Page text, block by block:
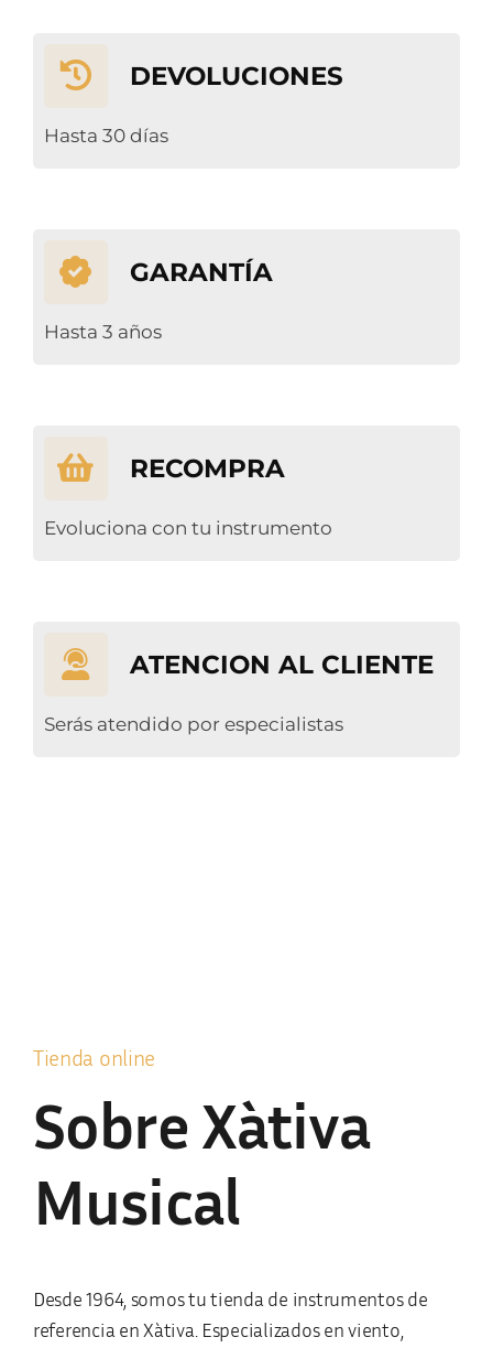
DEVOLUCIONES
Hasta 30 días
GARANTÍA
Hasta 3 años
RECOMPRA
Evoluciona con tu instrumento
ATENCION AL CLIENTE
Serás atendido por especialistas
Tienda online
Sobre Xàtiva
Musical
Desde 1964, somos tu tienda de instrumentos de
referencia en Xàtiva. Especializados en viento,